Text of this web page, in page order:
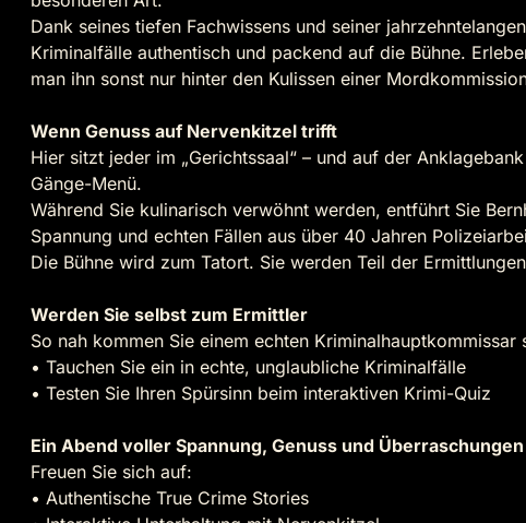
Dank seines tiefen Fachwissens und seiner
Kriminalfälle authentisch und packend auf die Bühne.
man ihn sonst nur hinter den Kulissen einer
Wenn Genuss auf Nervenkitzel trifft
Hier sitzt jeder im „Gerichtssaal“ – und auf der
Gänge-Menü.
Während Sie kulinarisch verwöhnt werden, entführt Sie
Spannung und echten Fällen aus über 40 Jahren
Die Bühne wird zum Tatort. Sie werden Teil der
Werden Sie selbst zum Ermittler
So nah kommen Sie einem echten Kriminalhauptkommissar
• Tauchen Sie ein in echte, unglaubliche Kriminalfälle
• Testen Sie Ihren Spürsinn beim interaktiven Krimi-Quiz
Ein Abend voller Spannung, Genuss und Überraschungen
Freuen Sie sich auf:
• Authentische True Crime Stories